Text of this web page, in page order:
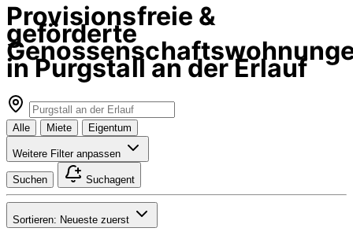
Provisionsfreie &
geförderte
in Purgstall an der Erlauf
Alle Miete Eigentum
Weitere Filter anpassen
Suchen Suchagent
Sortieren: Neueste zuerst